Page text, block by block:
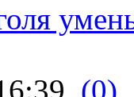
(0)